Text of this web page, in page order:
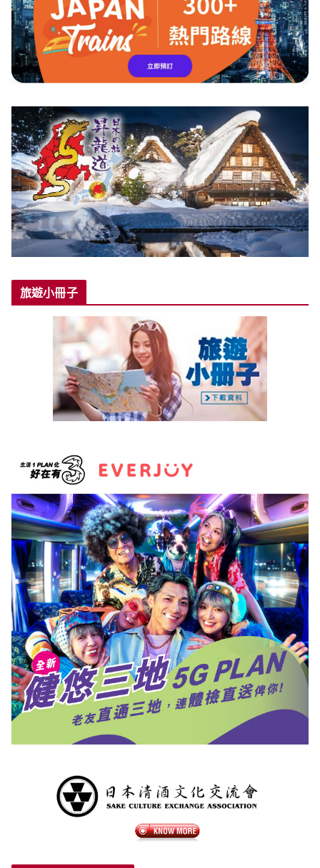
旅遊小冊子